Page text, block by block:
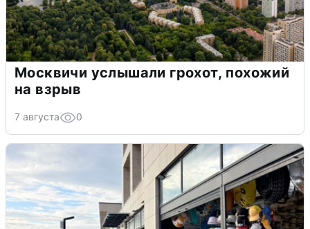
Москвичи услышали грохот, похожий
на взрыв
7 августа 0